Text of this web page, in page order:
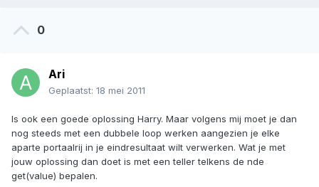
0
Ari
Geplaatst: 18 mei 2011
Is ook een goede oplossing Harry. Maar volgens mij moet je dan
nog steeds met een dubbele loop werken aangezien je elke
aparte portaalrij in je eindresultaat wilt verwerken. Wat je met
jouw oplossing dan doet is met een teller telkens de nde
get(value) bepalen.